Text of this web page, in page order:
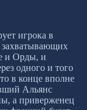
игрока в
захватывающих
и Орды, и
одного и того
в конце вполне
Альянс
а приверженец